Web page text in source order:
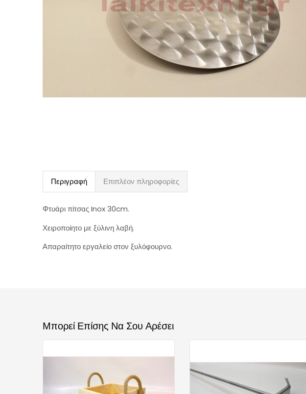
Περιγραφή Επιπλέον πληροφορίες
Φτυάρι πίτσας Inox 30cm.
Χειροποίητο με ξύλινη λαβή.
Απαραίτητο εργαλείο στον ξυλόφουρνο.
Μπορεί Επίσης Να Σου Αρέσει